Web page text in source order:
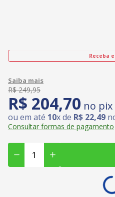
Receba
R$ 249,95
R$ 204,70 no pix
ou em até 10x de R$ 22,49
Consultar formas de pagamento